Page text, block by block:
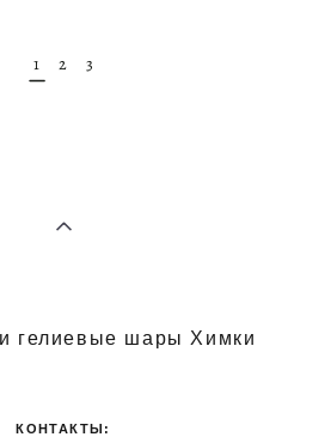
1 2 3
гелиевые шары Химки
КОНТАКТЫ: